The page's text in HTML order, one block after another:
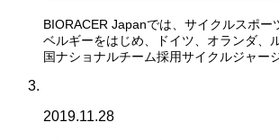
BIORACER Japanでは、サイクルスポー
ベルギーをはじめ、ドイツ、オランダ、
国ナショナルチーム採用サイクルジャー
2019.11.28